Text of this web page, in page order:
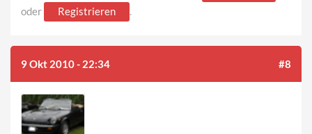
oder
Registrieren .
9 Okt 2010 - 22:34 #8